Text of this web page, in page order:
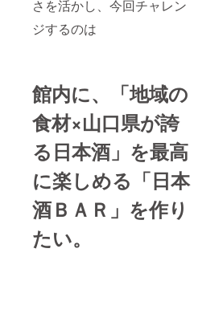
さを活かし、今回チャレン
ジするのは
館内に、「地域の
食材×山口県が誇
る日本酒」を最高
に楽しめる「日本
酒ＢＡＲ」を作り
たい。